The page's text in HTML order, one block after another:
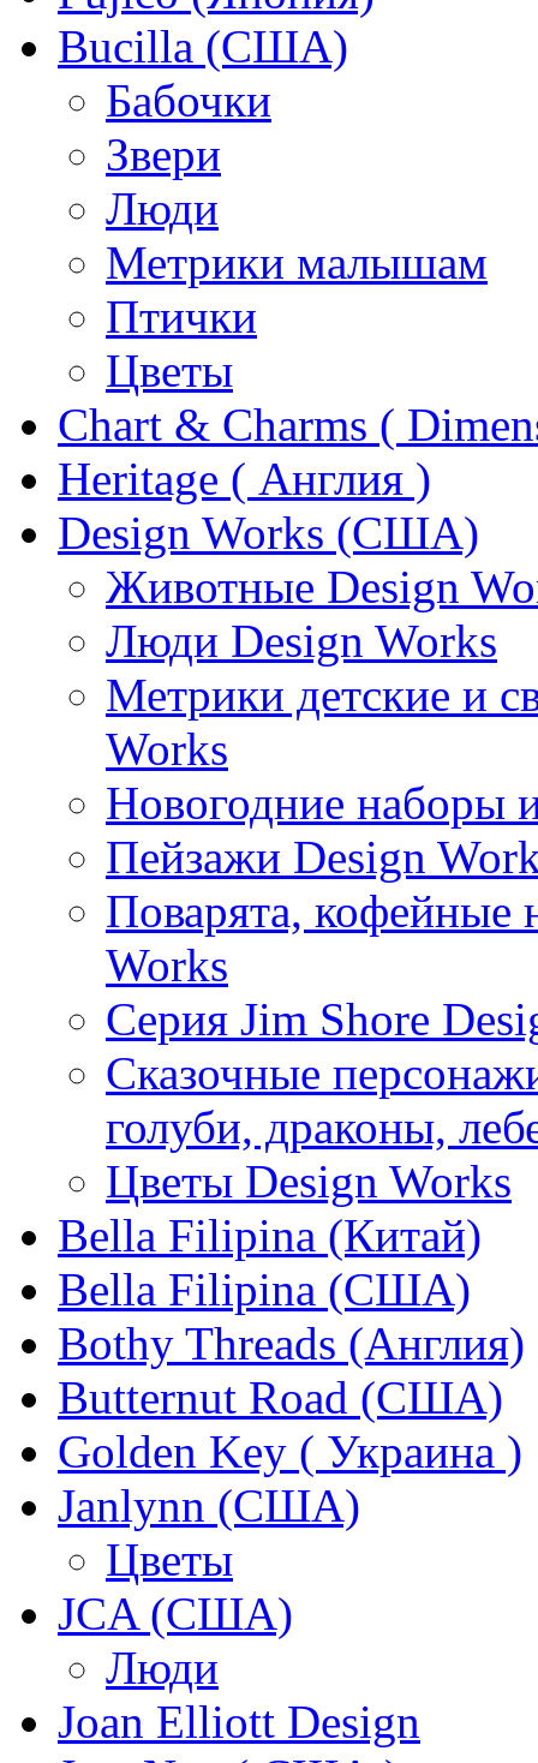
Bucilla (США)
Бабочки
Звери
Люди
Метрики малышам
Птички
Цветы
Chart & Charms (
Heritage ( Англия )
Design Works (США)
Животные Design
Люди Design Works
Метрики детские и
Works
Новогодние наборы
Пейзажи Design
Поварята, кофейные
Works
Серия Jim Shore
Сказочные
голуби, драконы,
Цветы Design Works
Bella Filipina (Китай)
Bella Filipina (США)
Bothy Threads (Англия)
Butternut Road (США)
Golden Key ( Украина )
Janlynn (США)
Цветы
JCA (США)
Люди
Joan Elliott Design